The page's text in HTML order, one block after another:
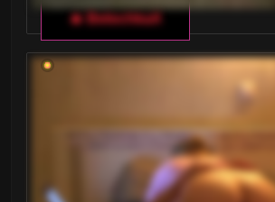
Zapraszamy do odkrywania
czatów dla dorosłych, gdzie
łączy się z autentyczną włoską
WŁOSKIE CZATY DLA
WIRTUALNE PRZYGODY, PRZEZ
🔥 BelochkaX